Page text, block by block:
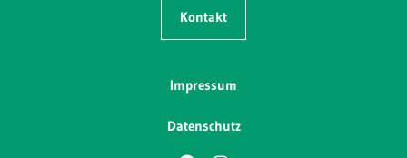
Kontakt
Impressum
Datenschutz